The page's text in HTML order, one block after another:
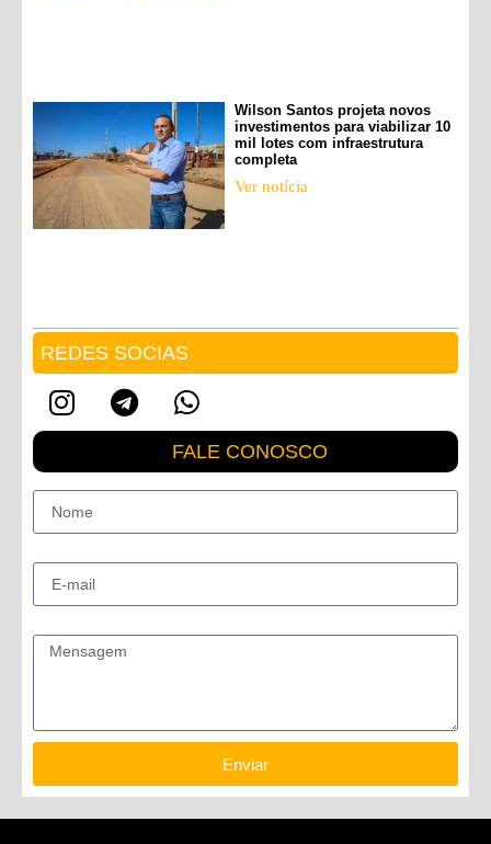
Wilson Santos projeta novos
investimentos para viabilizar 10
mil lotes com infraestrutura
completa
Ver notícia
REDES SOCIAS
FALE CONOSCO
Enviar